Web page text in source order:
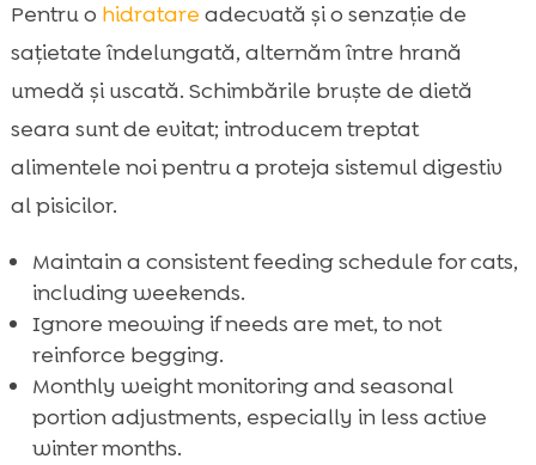
Pentru o hidratare adecvată și o senzație de
sațietate îndelungată, alternăm între hrană
umedă și uscată. Schimbările bruște de dietă
seara sunt de evitat; introducem treptat
alimentele noi pentru a proteja sistemul digestiv
al pisicilor.
Maintain a consistent feeding schedule for cats,
including weekends.
Ignore meowing if needs are met, to not
reinforce begging.
Monthly weight monitoring and seasonal
portion adjustments, especially in less active
winter months.